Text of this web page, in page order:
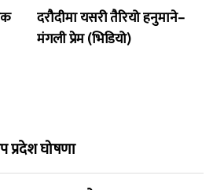
दरौदीमा यसरी तैरियो हनुमाने–
मंगली प्रेम (भिडियो)
प्रदेश घोषणा